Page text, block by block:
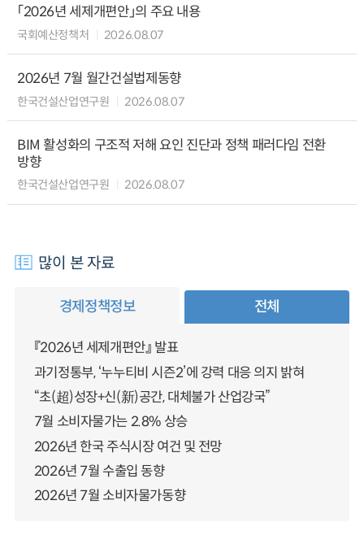
「2026년 세제개편안」의 주요 내용
국회예산정책처 2026.08.07
2026년 7월 월간건설법제동향
한국건설산업연구원 2026.08.07
BIM 활성화의 구조적 저해 요인 진단과 정책 패러다임 전환
방향
한국건설산업연구원 2026.08.07
많이 본 자료
경제정책정보 전체
『2026년 세제개편안』 발표
과기정통부, ‘누누티비 시즌2’에 강력 대응 의지 밝혀
“초(超)성장+신(新)공간, 대체불가 산업강국”
7월 소비자물가는 2.8% 상승
2026년 한국 주식시장 여건 및 전망
2026년 7월 수출입 동향
2026년 7월 소비자물가동향